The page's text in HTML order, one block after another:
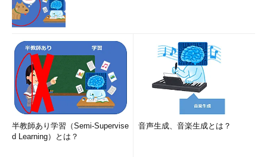
半教師あり学習（Semi-Supervise
d Learning）とは？
音声生成、音楽生成とは？